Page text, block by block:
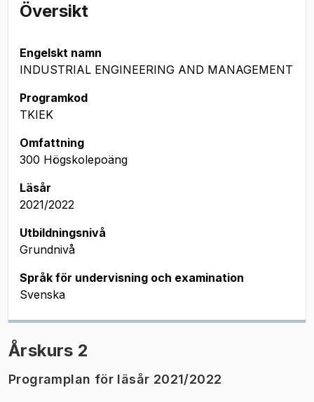
Översikt
Engelskt namn
INDUSTRIAL ENGINEERING AND MANAGEMENT
Programkod
TKIEK
Omfattning
300 Högskolepoäng
Läsår
2021/2022
Utbildningsnivå
Grundnivå
Språk för undervisning och examination
Svenska
Årskurs 2
Programplan för läsår 2021/2022